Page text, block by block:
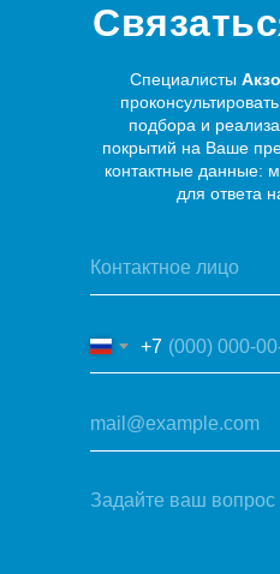
Специалисты
подбора и
покрытий на Ваше
контактные данные:
для ответа
+7